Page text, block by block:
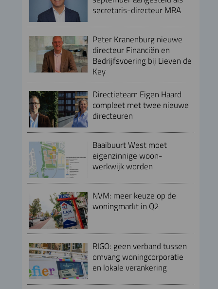
secretaris-directeur MRA
Peter Kranenburg nieuwe
directeur Financiën en
Bedrijfsvoering bij Lieven de
Key
Directieteam Eigen Haard
compleet met twee nieuwe
directeuren
Baaibuurt West moet
eigenzinnige woon-
werkwijk worden
NVM: meer keuze op de
woningmarkt in Q2
RIGO: geen verband tussen
omvang woningcorporatie
en lokale verankering